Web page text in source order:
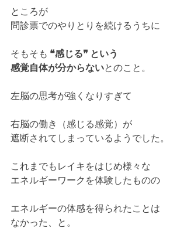
ところが
問診票でのやりとりを続けるうちに
そもそも ❝感じる❞ という
感覚自体が分からないとのこと。
左脳の思考が強くなりすぎて
右脳の働き（感じる感覚）が
遮断されてしまっているようでした。
これまでもレイキをはじめ様々な
エネルギーワークを体験したものの
エネルギーの体感を得られたことは
なかった、と。